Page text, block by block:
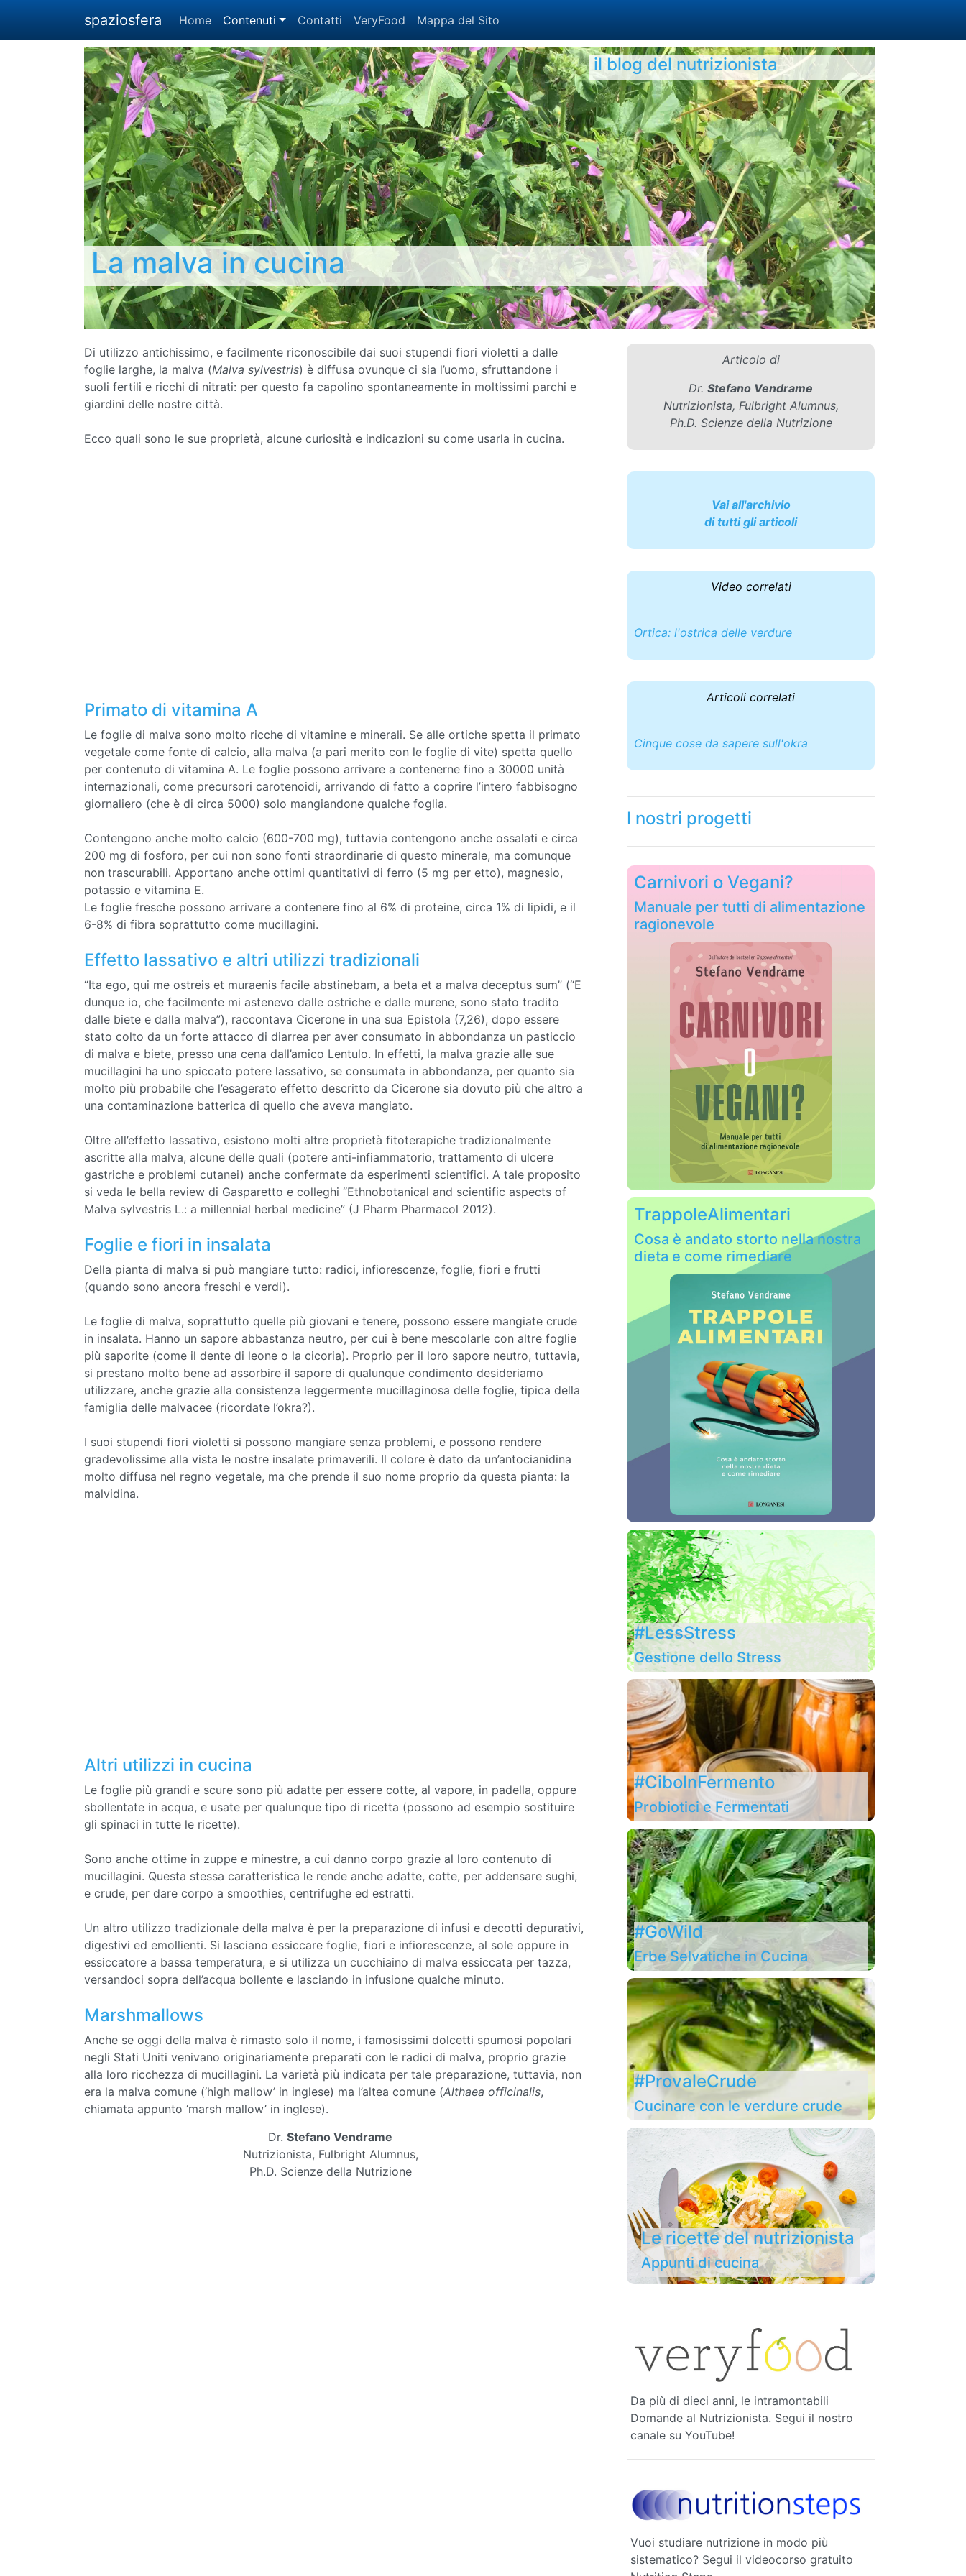
spaziosfera Home Contenuti Contatti VeryFood Mappa del Sito
il blog del nutrizionista
La malva in cucina
Di utilizzo antichissimo, e facilmente riconoscibile dai suoi stupendi fiori violetti a dalle
foglie larghe, la malva (Malva sylvestris) è diffusa ovunque ci sia l’uomo, sfruttandone i
suoli fertili e ricchi di nitrati: per questo fa capolino spontaneamente in moltissimi parchi e
giardini delle nostre città.
Ecco quali sono le sue proprietà, alcune curiosità e indicazioni su come usarla in cucina.
Primato di vitamina A
Le foglie di malva sono molto ricche di vitamine e minerali. Se alle ortiche spetta il primato
vegetale come fonte di calcio, alla malva (a pari merito con le foglie di vite) spetta quello
per contenuto di vitamina A. Le foglie possono arrivare a contenerne fino a 30000 unità
internazionali, come precursori carotenoidi, arrivando di fatto a coprire l’intero fabbisogno
giornaliero (che è di circa 5000) solo mangiandone qualche foglia.
Contengono anche molto calcio (600-700 mg), tuttavia contengono anche ossalati e circa
200 mg di fosforo, per cui non sono fonti straordinarie di questo minerale, ma comunque
non trascurabili. Apportano anche ottimi quantitativi di ferro (5 mg per etto), magnesio,
potassio e vitamina E.
Le foglie fresche possono arrivare a contenere fino al 6% di proteine, circa 1% di lipidi, e il
6-8% di fibra soprattutto come mucillagini.
Effetto lassativo e altri utilizzi tradizionali
“Ita ego, qui me ostreis et muraenis facile abstinebam, a beta et a malva deceptus sum” (“E
dunque io, che facilmente mi astenevo dalle ostriche e dalle murene, sono stato tradito
dalle biete e dalla malva”), raccontava Cicerone in una sua Epistola (7,26), dopo essere
stato colto da un forte attacco di diarrea per aver consumato in abbondanza un pasticcio
di malva e biete, presso una cena dall’amico Lentulo. In effetti, la malva grazie alle sue
mucillagini ha uno spiccato potere lassativo, se consumata in abbondanza, per quanto sia
molto più probabile che l’esagerato effetto descritto da Cicerone sia dovuto più che altro a
una contaminazione batterica di quello che aveva mangiato.
Oltre all’effetto lassativo, esistono molti altre proprietà fitoterapiche tradizionalmente
ascritte alla malva, alcune delle quali (potere anti-infiammatorio, trattamento di ulcere
gastriche e problemi cutanei) anche confermate da esperimenti scientifici. A tale proposito
si veda le bella review di Gasparetto e colleghi “Ethnobotanical and scientific aspects of
Malva sylvestris L.: a millennial herbal medicine” (J Pharm Pharmacol 2012).
Foglie e fiori in insalata
Della pianta di malva si può mangiare tutto: radici, infiorescenze, foglie, fiori e frutti
(quando sono ancora freschi e verdi).
Le foglie di malva, soprattutto quelle più giovani e tenere, possono essere mangiate crude
in insalata. Hanno un sapore abbastanza neutro, per cui è bene mescolarle con altre foglie
più saporite (come il dente di leone o la cicoria). Proprio per il loro sapore neutro, tuttavia,
si prestano molto bene ad assorbire il sapore di qualunque condimento desideriamo
utilizzare, anche grazie alla consistenza leggermente mucillaginosa delle foglie, tipica della
famiglia delle malvacee (ricordate l’okra?).
I suoi stupendi fiori violetti si possono mangiare senza problemi, e possono rendere
gradevolissime alla vista le nostre insalate primaverili. Il colore è dato da un’antocianidina
molto diffusa nel regno vegetale, ma che prende il suo nome proprio da questa pianta: la
malvidina.
Altri utilizzi in cucina
Le foglie più grandi e scure sono più adatte per essere cotte, al vapore, in padella, oppure
sbollentate in acqua, e usate per qualunque tipo di ricetta (possono ad esempio sostituire
gli spinaci in tutte le ricette).
Sono anche ottime in zuppe e minestre, a cui danno corpo grazie al loro contenuto di
mucillagini. Questa stessa caratteristica le rende anche adatte, cotte, per addensare sughi,
e crude, per dare corpo a smoothies, centrifughe ed estratti.
Un altro utilizzo tradizionale della malva è per la preparazione di infusi e decotti depurativi,
digestivi ed emollienti. Si lasciano essiccare foglie, fiori e infiorescenze, al sole oppure in
essiccatore a bassa temperatura, e si utilizza un cucchiaino di malva essiccata per tazza,
versandoci sopra dell’acqua bollente e lasciando in infusione qualche minuto.
Marshmallows
Anche se oggi della malva è rimasto solo il nome, i famosissimi dolcetti spumosi popolari
negli Stati Uniti venivano originariamente preparati con le radici di malva, proprio grazie
alla loro ricchezza di mucillagini. La varietà più indicata per tale preparazione, tuttavia, non
era la malva comune (‘high mallow’ in inglese) ma l’altea comune (Althaea officinalis,
chiamata appunto ‘marsh mallow’ in inglese).
Dr.Stefano Vendrame
Nutrizionista, Fulbright Alumnus,
Ph.D. Scienze della Nutrizione
Articolo di
Dr.Stefano Vendrame
Nutrizionista, Fulbright Alumnus,
Ph.D. Scienze della Nutrizione
Vai all'archivio
di tutti gli articoli
Video correlati
Ortica: l'ostrica delle verdure
Articoli correlati
Cinque cose da sapere sull'okra
I nostri progetti
Carnivori o Vegani?
Manuale per tutti di alimentazione
ragionevole
TrappoleAlimentari
Cosa è andato storto nella nostra
dieta e come rimediare
#LessStress
Gestione dello Stress
#CiboInFermento
Probiotici e Fermentati
#GoWild
Erbe Selvatiche in Cucina
#ProvaleCrude
Cucinare con le verdure crude
Le ricette del nutrizionista
Appunti di cucina
Da più di dieci anni, le intramontabili
Domande al Nutrizionista. Segui il nostro
canale su YouTube!
Vuoi studiare nutrizione in modo più
sistematico? Segui il videocorso gratuito